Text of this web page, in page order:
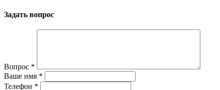
Задать вопрос
Вопрос *
Ваше имя *
Телефон *